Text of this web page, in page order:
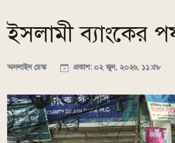
ইসলামী ব্যাংকের
অনলাইন ডেস্ক প্রকাশ: ০২ জুন, ২০২৬, ১১:৫৮